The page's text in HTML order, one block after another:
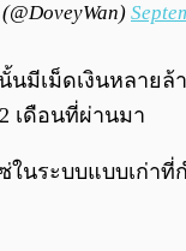
มีเม็ดเงินหลาย
เดือนที่ผ่านมา
ในระบบแบบเก่